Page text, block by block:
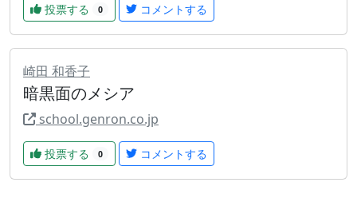
投票する 0 コメントする
崎田 和香子
暗黒面のメシア
school.genron.co.jp
投票する 0 コメントする